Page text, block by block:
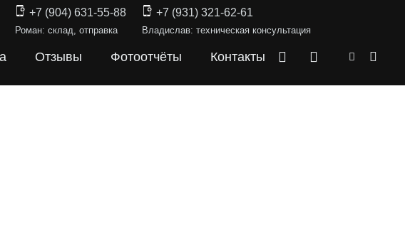
+7 (904) 631-55-88
Роман: склад, отправка
+7 (931) 321-62-61
Владислав: техническая консультация
Отзывы Фотоотчёты Контакты